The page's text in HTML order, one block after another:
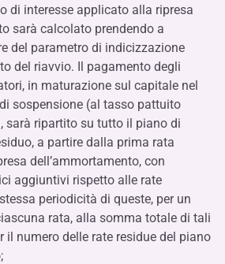
di interesse applicato alla ripresa
sarà calcolato prendendo a
del parametro di indicizzazione
del riavvio. Il pagamento degli
in maturazione sul capitale nel
sospensione (al tasso pattuito
sarà ripartito su tutto il piano di
a partire dalla prima rata
dell’ammortamento, con
aggiuntivi rispetto alle rate
periodicità di queste, per un
rata, alla somma totale di tali
il numero delle rate residue del piano